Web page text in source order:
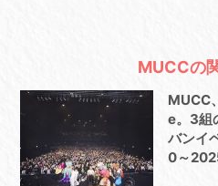
MUCCの
MUCC
e。3組
バンイ
0～